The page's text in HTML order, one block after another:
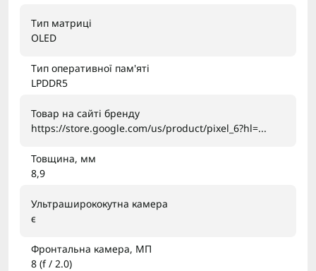
Тип матриці
OLED
Тип оперативної пам'яті
LPDDR5
Товар на сайті бренду
https://store.google.com/us/product/pixel_6?hl=...
Товщина, мм
8,9
Ультраширококутна камера
є
Фронтальна камера, МП
8 (f / 2.0)